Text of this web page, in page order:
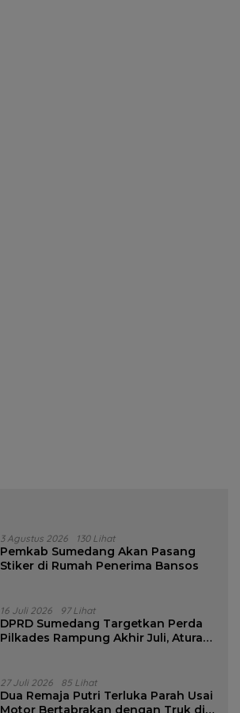
3 Agustus 2026 130 Lihat
Pemkab Sumedang Akan Pasang
Stiker di Rumah Penerima Bansos
16 Juli 2026 97 Lihat
DPRD Sumedang Targetkan Perda
Pilkades Rampung Akhir Juli, Aturan
27 Juli 2026 85 Lihat
Dua Remaja Putri Terluka Parah Usai
Motor Bertabrakan dengan Truk di